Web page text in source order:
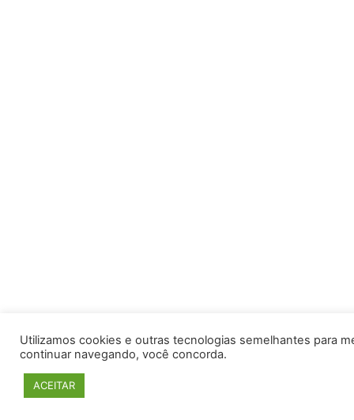
Utilizamos cookies e outras tecnologias semelhantes para
continuar navegando, você concorda.
ACEITAR